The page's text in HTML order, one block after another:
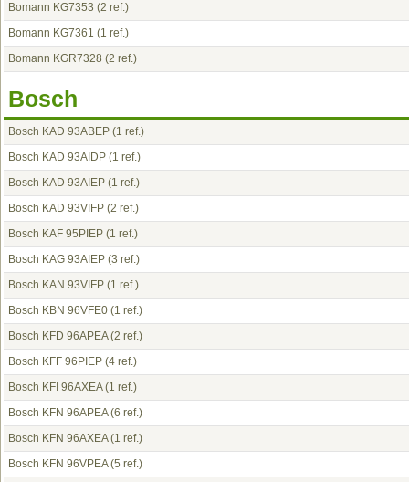
Bomann KG7353 (2 ref.)
Bomann KG7361 (1 ref.)
Bomann KGR7328 (2 ref.)
Bosch
Bosch KAD 93ABEP (1 ref.)
Bosch KAD 93AIDP (1 ref.)
Bosch KAD 93AIEP (1 ref.)
Bosch KAD 93VIFP (2 ref.)
Bosch KAF 95PIEP (1 ref.)
Bosch KAG 93AIEP (3 ref.)
Bosch KAN 93VIFP (1 ref.)
Bosch KBN 96VFE0 (1 ref.)
Bosch KFD 96APEA(2 ref.)
Bosch KFF 96PIEP (4 ref.)
Bosch KFI 96AXEA(1 ref.)
Bosch KFN 96APEA(6 ref.)
Bosch KFN 96AXEA(1 ref.)
Bosch KFN 96VPEA(5 ref.)